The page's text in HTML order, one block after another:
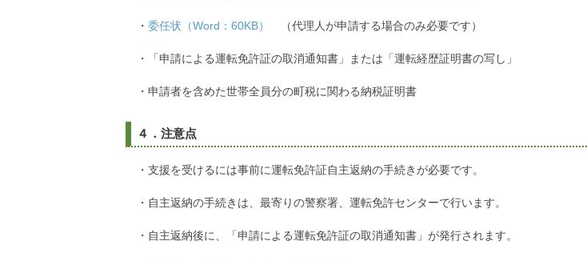
・ 委任状（Word：60KB） （代理人が申請する場合のみ必要です）
・「申請による運転免許証の取消通知書」または「運転経歴証明書の写し」
・申請者を含めた世帯全員分の町税に関わる納税証明書
４．注意点
・支援を受けるには事前に運転免許証自主返納の手続きが必要です。
・自主返納の手続きは、最寄りの警察署、運転免許センターで行います。
・自主返納後に、「申請による運転免許証の取消通知書」が発行されます。